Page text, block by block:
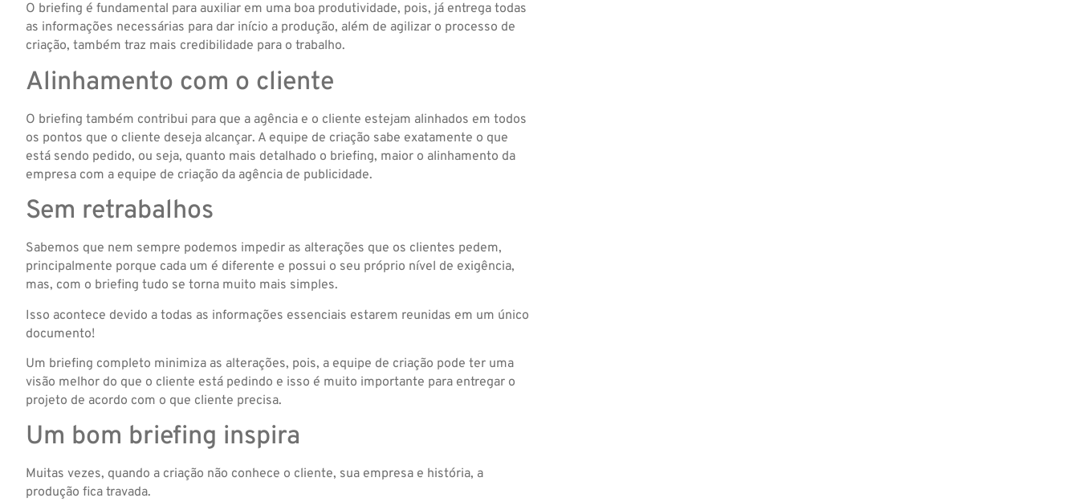
O briefing é fundamental para auxiliar em uma boa produtividade, pois, já entrega todas
as informações necessárias para dar início a produção, além de agilizar o processo de
criação, também traz mais credibilidade para o trabalho.
Alinhamento com o cliente
O briefing também contribui para que a agência e o cliente estejam alinhados em todos
os pontos que o cliente deseja alcançar. A equipe de criação sabe exatamente o que
está sendo pedido, ou seja, quanto mais detalhado o briefing, maior o alinhamento da
empresa com a equipe de criação da agência de publicidade.
Sem retrabalhos
Sabemos que nem sempre podemos impedir as alterações que os clientes pedem,
principalmente porque cada um é diferente e possui o seu próprio nível de exigência,
mas, com o briefing tudo se torna muito mais simples.
Isso acontece devido a todas as informações essenciais estarem reunidas em um único
documento!
Um briefing completo minimiza as alterações, pois, a equipe de criação pode ter uma
visão melhor do que o cliente está pedindo e isso é muito importante para entregar o
projeto de acordo com o que cliente precisa.
Um bom briefing inspira
Muitas vezes, quando a criação não conhece o cliente, sua empresa e história, a
produção fica travada.